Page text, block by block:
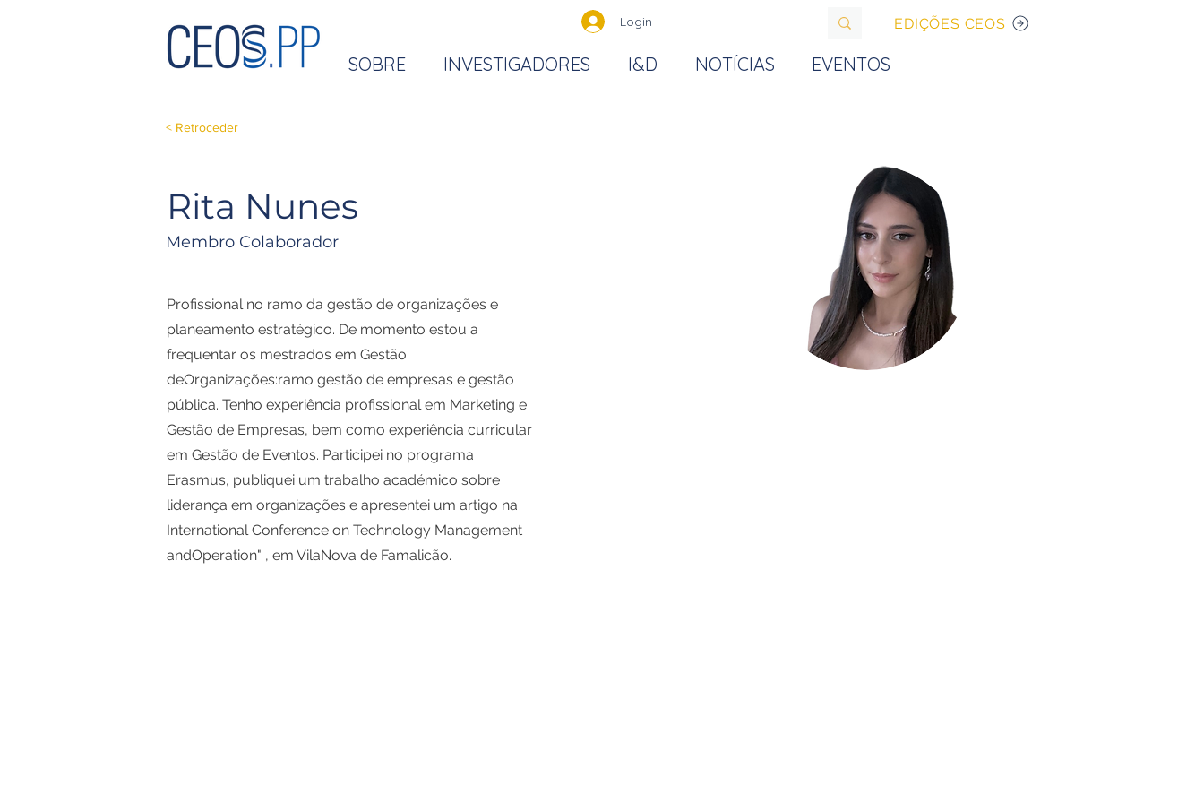
Login EDIÇÕES CEOS
SOBRE INVESTIGADORES I&D NOTÍCIAS EVENTOS
< Retroceder
Rita Nunes
Membro Colaborador
Profissional no ramo da gestão de organizações e
planeamento estratégico. De momento estou a
frequentar os mestrados em Gestão
deOrganizações:ramo gestão de empresas e gestão
pública. Tenho experiência profissional em Marketing e
Gestão de Empresas, bem como experiência curricular
em Gestão de Eventos. Participei no programa
Erasmus, publiquei um trabalho académico sobre
liderança em organizações e apresentei um artigo na
International Conference on Technology Management
andOperation" , em VilaNova de Famalicão.